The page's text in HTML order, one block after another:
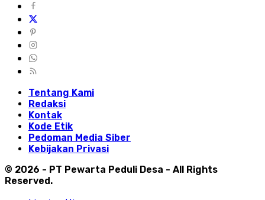
Tentang Kami
Redaksi
Kontak
Kode Etik
Pedoman Media Siber
Kebijakan Privasi
© 2026 - PT Pewarta Peduli Desa - All Rights
Reserved.